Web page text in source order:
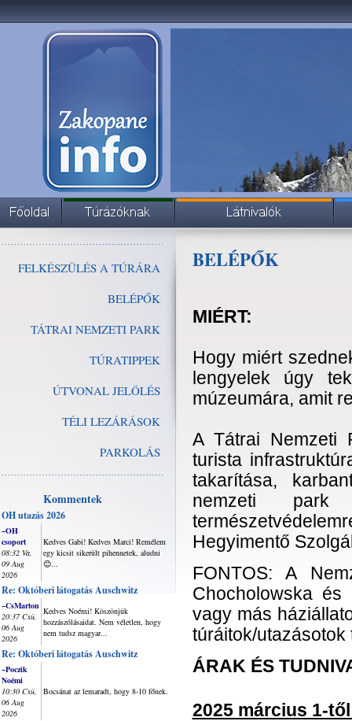
FELKÉSZÜLÉS A TÚRÁRA
BELÉPŐK
TÁTRAI NEMZETI PARK
TÚRATIPPEK
ÚTVONAL JELÖLÉS
TÉLI LEZÁRÁSOK
PARKOLÁS
Kommentek
OH utazás 2026
~OH
csoport
08:32 Va,
09 Aug
2026
Kedves Gabi! Kedves Marci! Remélem
egy kicsit sikerült pihennetek, aludni
😊...
Re: Októberi látogatás Auschwitz
~CsMarton
20:37 Csü,
06 Aug
2026
Kedves Noémi! Köszönjük
hozzászólásaidat. Nem véletlen, hogy
nem tudsz magyar...
Re: Októberi látogatás Auschwitz
~Poczik
Noémi
10:30 Csü,
06 Aug
2026
Bocsánat az lemaradt, hogy 8-10 főnek.
BELÉPŐK
MIÉRT:
Hogy miért
lengyelek úgy
múzeumára, amit
A Tátrai Nemzeti
turista
takarítása,
nemzeti
Hegyimentő
FONTOS: A
Chocholowska
vagy más
túráitok/utazásotok
ÁRAK ÉS
2025 március 1-